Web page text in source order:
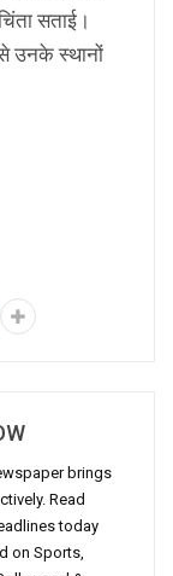
सताई।
उनके स्थानों
brings
Read
today
on Sports,